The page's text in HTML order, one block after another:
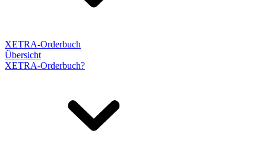
XETRA-Orderbuch
Übersicht
XETRA-Orderbuch?